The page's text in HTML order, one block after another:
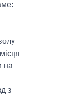
на
з